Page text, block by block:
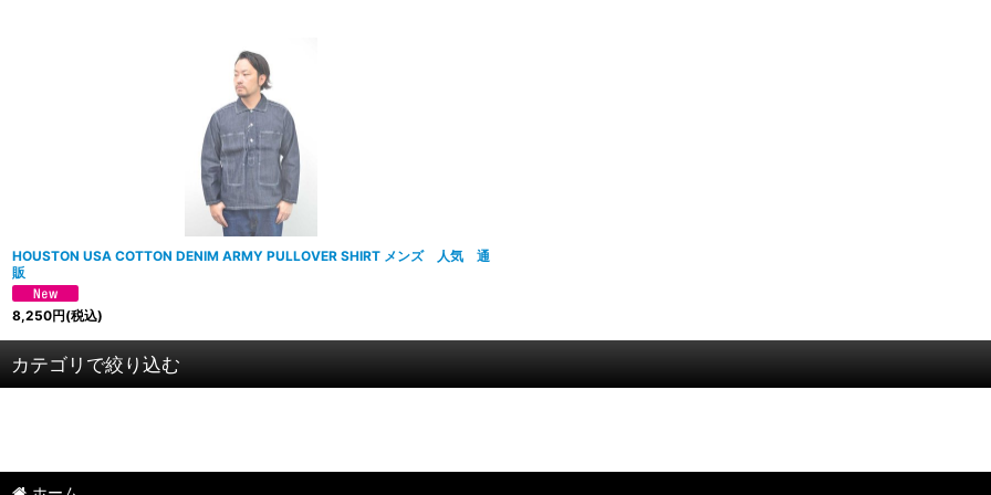
HOUSTON USA COTTON DENIM ARMY PULLOVER SHIRT メンズ 人気 通
販
8,250円(税込)
カテゴリで絞り込む
長袖